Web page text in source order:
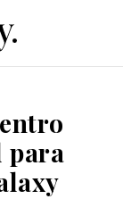
para